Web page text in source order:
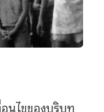
นไขของบริบท